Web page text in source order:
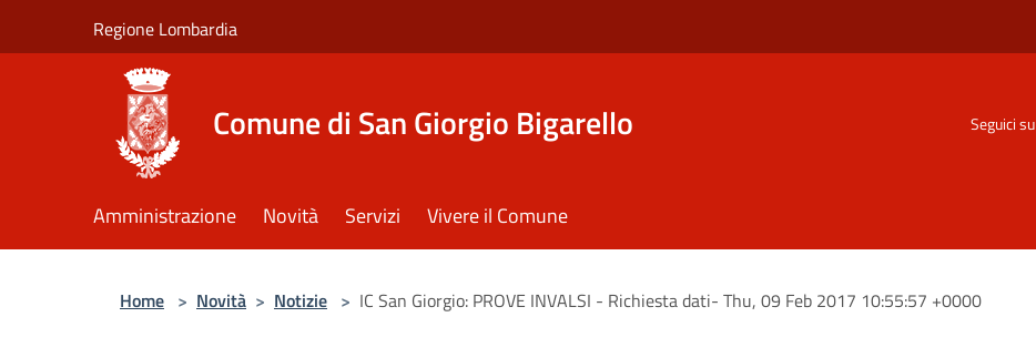
Regione Lombardia
Comune di San Giorgio Bigarello Seguici su
Amministrazione Novità Servizi Vivere il Comune
Home > Novità > Notizie > IC San Giorgio: PROVE INVALSI - Richiesta dati- Thu, 09 Feb 2017 10:55:57 +0000